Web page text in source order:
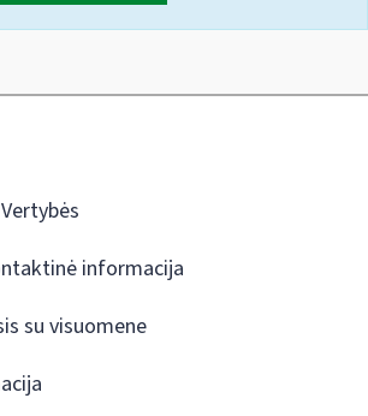
informacija
su visuomene